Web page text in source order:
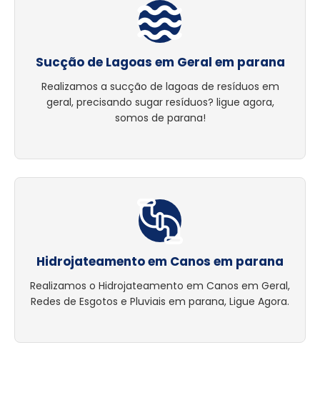
Sucção de Lagoas em Geral em parana
Realizamos a sucção de lagoas de resíduos em
geral, precisando sugar resíduos? ligue agora,
somos de parana!
Hidrojateamento em Canos em parana
Realizamos o Hidrojateamento em Canos em Geral,
Redes de Esgotos e Pluviais em parana, Ligue Agora.